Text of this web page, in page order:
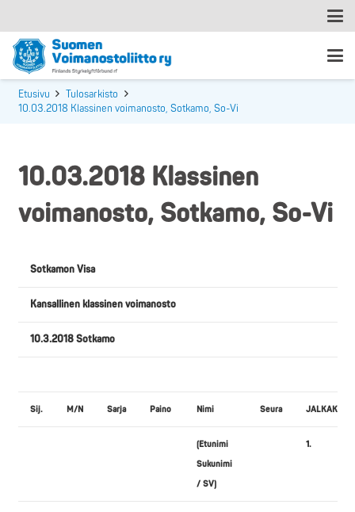
Etusivu
Tulosarkisto
10.03.2018 Klassinen voimanosto, Sotkamo, So-Vi
10.03.2018 Klassinen
voimanosto, Sotkamo, So-Vi
Sotkamon Visa
Kansallinen klassinen voimanosto
10.3.2018 Sotkamo
Sij. M/N Sarja Paino Nimi Seura
(Etunimi
Sukunimi
/ SV)
1.